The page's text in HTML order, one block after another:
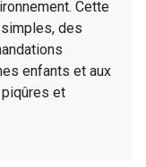
Cette
des
enfants et aux
et